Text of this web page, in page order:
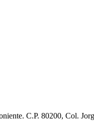
C.P. 80200, Col.